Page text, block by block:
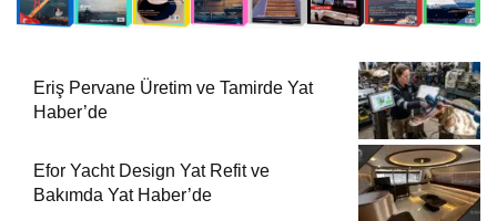
Eriş Pervane Üretim ve Tamirde Yat
Haber’de
Efor Yacht Design Yat Refit ve
Bakımda Yat Haber’de